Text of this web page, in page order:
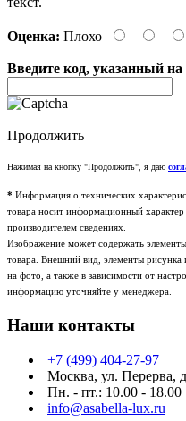
Оценка: Плохо
Введите код, указанный на
Продолжить
Нажимая на кнопку "Продолжить", я даю
* Информация о технических
товара носит информационный
производителем сведениях.
Изображение может содержать
товара. Внешний вид, элементы рисунка
на фото, а также в зависимости от
информацию уточняйте у менеджера.
Наши контакты
+7 (499) 404-27-97
Москва, ул. Перерва,
Пн. - пт.: 10.00 - 18.00
info@asabella-lux.ru